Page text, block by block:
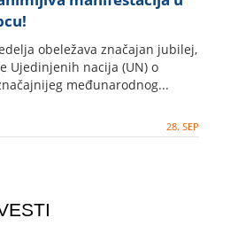
obeležava značajan jubilej,
Ujedinjenih nacija (UN) o
međunarodnog...
28. SEP